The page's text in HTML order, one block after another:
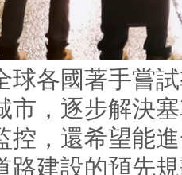
球各國著手嘗
市，逐步解決
控，還希望能
路建設的預先